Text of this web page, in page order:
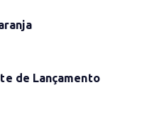
de Lançamento